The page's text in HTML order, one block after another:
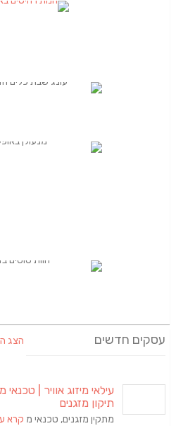
עסקים חדשים הצג
עילאי מיזוג אוויר | טכנאי
תיקון מזגנים
מתקין מזגנים, טכנאי מ קרא